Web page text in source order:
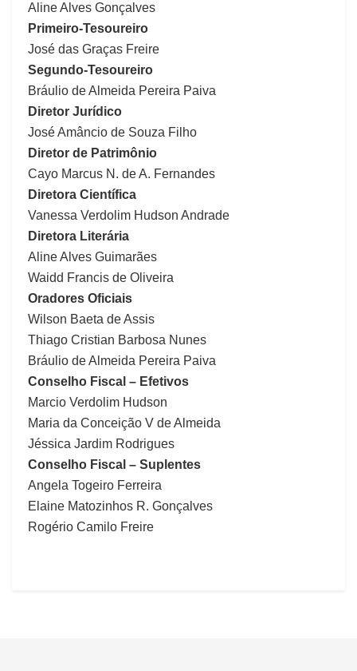
Aline Alves Gonçalves
Primeiro-Tesoureiro
José das Graças Freire
Segundo-Tesoureiro
Bráulio de Almeida Pereira Paiva
Diretor Jurídico
José Amâncio de Souza Filho
Diretor de Patrimônio
Cayo Marcus N. de A. Fernandes
Diretora Científica
Vanessa Verdolim Hudson Andrade
Diretora Literária
Aline Alves Guimarães
Waidd Francis de Oliveira
Oradores Oficiais
Wilson Baeta de Assis
Thiago Cristian Barbosa Nunes
Bráulio de Almeida Pereira Paiva
Conselho Fiscal – Efetivos
Marcio Verdolim Hudson
Maria da Conceição V de Almeida
Jéssica Jardim Rodrigues
Conselho Fiscal – Suplentes
Angela Togeiro Ferreira
Elaine Matozinhos R. Gonçalves
Rogério Camilo Freire